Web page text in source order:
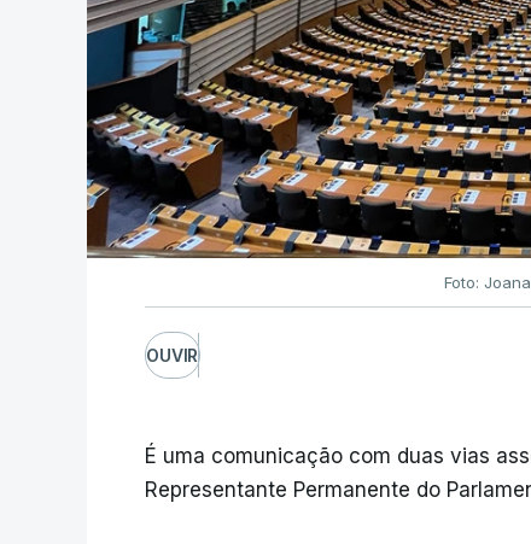
Foto:
OUVIR
É uma comunicação com duas vias
Representante Permanente do